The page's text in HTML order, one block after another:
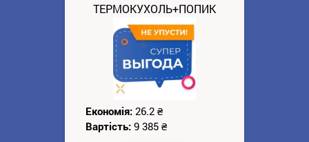
ТЕРМОКУХОЛЬ+ПОПИК
Економія: 26.2 ₴
Вартість: 9 385 ₴